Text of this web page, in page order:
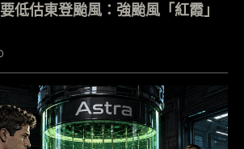
低估東登颱風：強颱風「紅霞」